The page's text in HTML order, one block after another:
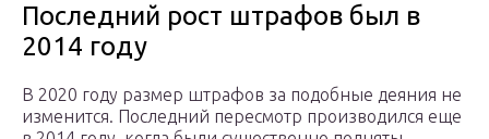
Последний рост штрафов был в
2014 году
В 2020 году размер штрафов за подобные деяния не
изменится. Последний пересмотр производился еще